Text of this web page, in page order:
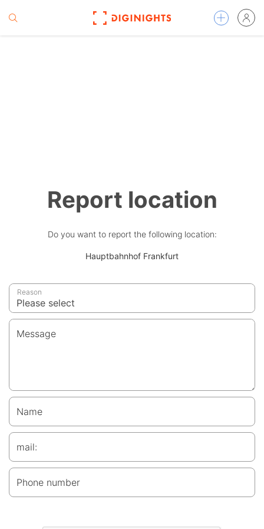
Report location
Do you want to report the following location:
Hauptbahnhof Frankfurt
Reason
Message
Name
mail:
Phone number